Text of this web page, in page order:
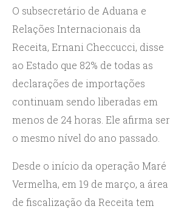
O subsecretário de Aduana e
Relações Internacionais da
Receita, Ernani Checcucci, disse
ao Estado que 82% de todas as
declarações de importações
continuam sendo liberadas em
menos de 24 horas. Ele afirma ser
o mesmo nível do ano passado.
Desde o início da operação Maré
Vermelha, em 19 de março, a área
de fiscalização da Receita tem